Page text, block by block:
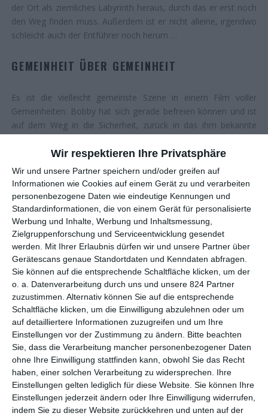
Wir respektieren Ihre Privatsphäre
Wir und unsere Partner speichern und/oder greifen auf
Informationen wie Cookies auf einem Gerät zu und verarbeiten
personenbezogene Daten wie eindeutige Kennungen und
Standardinformationen, die von einem Gerät für personalisierte
Werbung und Inhalte, Werbung und Inhaltsmessung,
Zielgruppenforschung und Serviceentwicklung gesendet
werden.
Mit Ihrer Erlaubnis dürfen wir und unsere Partner über
Gerätescans genaue Standortdaten und Kenndaten abfragen.
Sie können auf die entsprechende Schaltfläche klicken, um der
o. a. Datenverarbeitung durch uns und unsere 824 Partner
zuzustimmen. Alternativ können Sie auf die entsprechende
Schaltfläche klicken, um die Einwilligung abzulehnen oder um
auf detailliertere Informationen zuzugreifen und um Ihre
Einstellungen vor der Zustimmung zu ändern.
Bitte beachten
Sie, dass die Verarbeitung mancher personenbezogener Daten
ohne Ihre Einwilligung stattfinden kann, obwohl Sie das Recht
haben, einer solchen Verarbeitung zu widersprechen. Ihre
Einstellungen gelten lediglich für diese Website. Sie können Ihre
Einstellungen jederzeit ändern oder Ihre Einwilligung widerrufen,
indem Sie zu dieser Website zurückkehren und unten auf der
der Ort als ziemliches Labyrinth heraus, durch das er erst noch
den Weg finden muss. Außerdem ist er nicht alleine, irgendwo
schleicht auch der Entführer noch herum …
GEMEINHEIT ÜBER GEMEINHEIT
Es ist die vielleicht gemeinste Szene in einem Film voller
Gemeinheiten: Bobby hat sich gerade befreien können und ist
auf dem Weg in die Sicherheit, zurück in das ihm bekannte
Weiterlaufen und das eigene Leben retten, in dem Wissen
Kevin geopfert zu haben? Oder zurückkehren und gegen die
Entführer kämpfen? Diese Entscheidung ist eigentlich
niemandem zuzumuten, schon gar nicht einem kleinen Kind,
das nahezu chancenlos ist. Aber das ist nur die Spitze des
Eisbergs.The Boy Behind the Doorgenießt es geradezu,
ständig neue fiese Situationen zu entwerfen. Geradezu
grausam ist es, was sich das Regie- und Drehbuchduo David
CharbonierundJustin Powellhier so ausgedacht hat.
Bemerkenswert dabei ist, wie wenig die beiden dafür
letztendlich brauchen. Nach einer kurzen Einleitung, die von der
Entführung zurück und wieder nach vorne springt, befinden wir
uns schon auf dem finsteren Anwesen. Wie das bei
Genrefilmen nun mal so ist, ist das Haus weit entfernt von
allem, was auch nur irgendwie nach Zivilisation und
Menschlichkeit aussieht. Denn das ermöglicht es dem Bösen,
ganz ungestört zu wirken. Hilfe? Die ist weit entfernt. Damit
eine solche Geschichte auch funktioniert, muss der Schauplatz
aber schon irgendwie spannend sein.The Boy Behind the